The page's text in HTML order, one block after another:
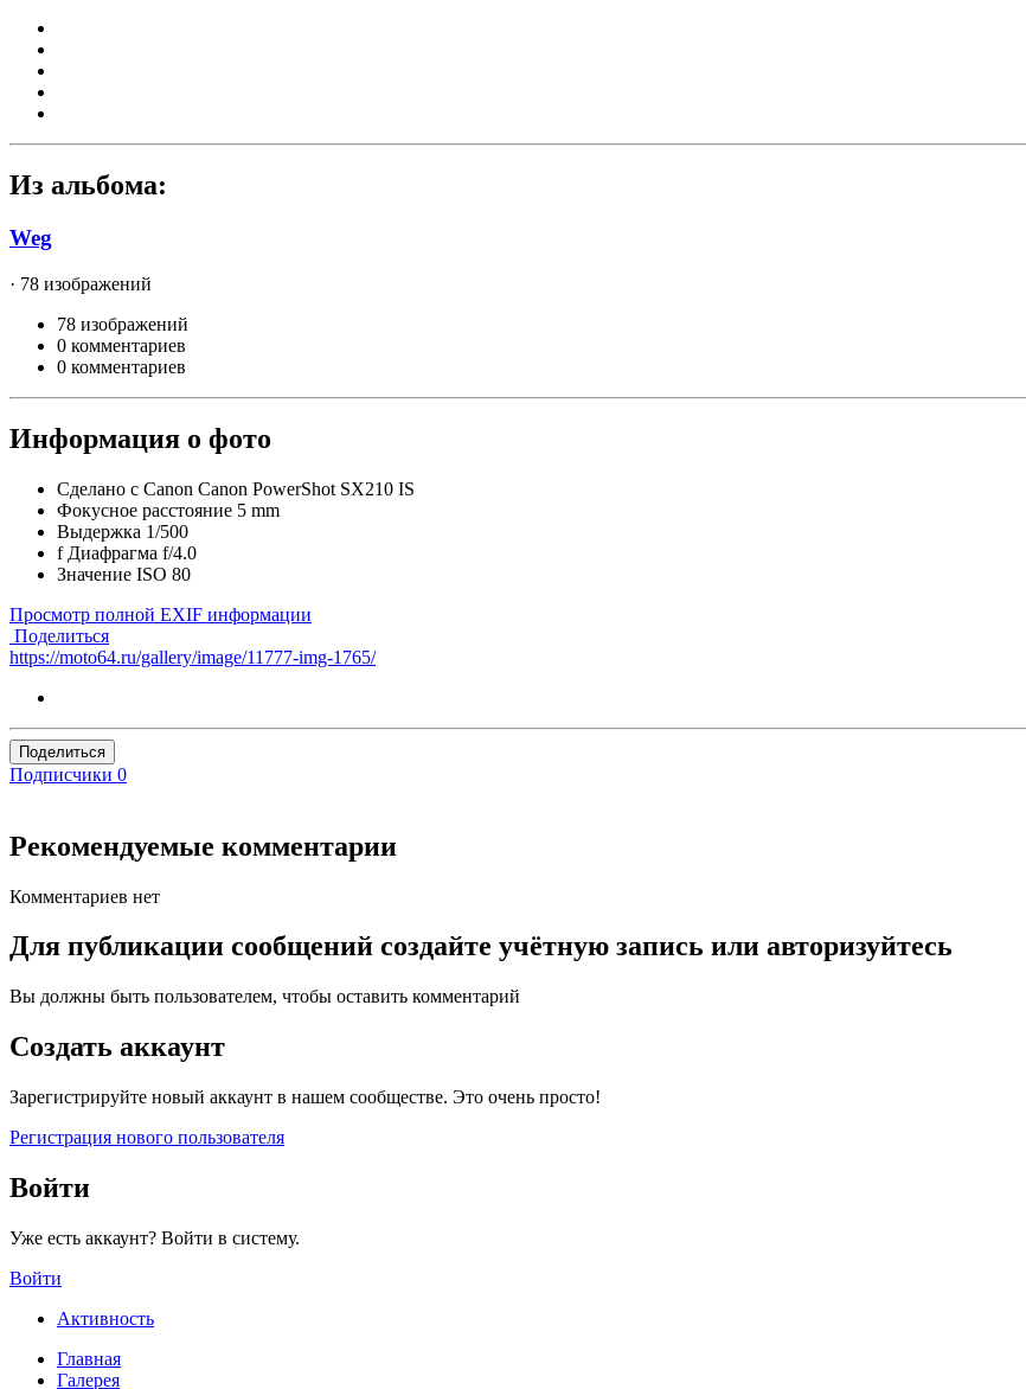
Из альбома:
Weg
· 78 изображений
78 изображений
0 комментариев
0 комментариев
Информация о фото
Сделано с Canon Canon PowerShot SX210 IS
Фокусное расстояние 5 mm
Выдержка 1/500
f Диафрагма f/4.0
Значение ISO 80
Просмотр полной EXIF информации
Поделиться
https://moto64.ru/gallery/image/11777-img-1765/
Поделиться
Подписчики 0
Рекомендуемые комментарии
Комментариев нет
Для публикации сообщений создайте учётную запись или авторизуйтесь
Вы должны быть пользователем, чтобы оставить комментарий
Создать аккаунт
Зарегистрируйте новый аккаунт в нашем сообществе. Это очень просто!
Регистрация нового пользователя
Войти
Уже есть аккаунт? Войти в систему.
Войти
Активность
Главная
Галерея